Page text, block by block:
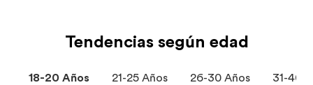
Tendencias según edad
18-20 Años 21-25 Años 26-30 Años 31-40